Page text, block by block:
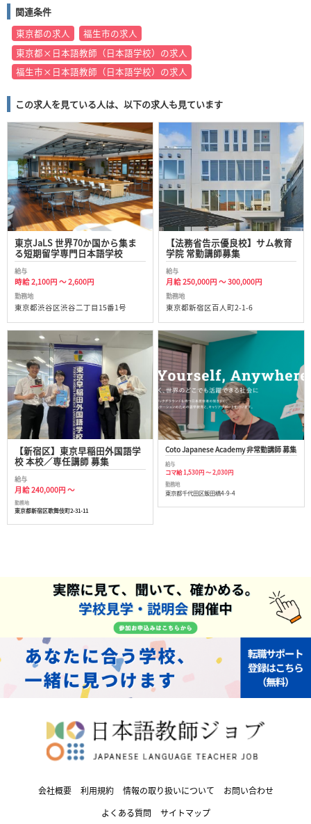
関連条件
東京都の求人
福生市の求人
東京都×日本語教師（日本語学校）の求人
福生市×日本語教師（日本語学校）の求人
この求人を見ている人は、以下の求人も見ています
東京JaLS 世界70か国から集ま
る短期留学専門日本語学校
給与
時給 2,100円 ～ 2,600円
勤務地
東京都渋谷区渋谷二丁目15番1号
【法務省告示優良校】サム教育
学院 常勤講師募集
給与
月給 250,000円 ～ 300,000円
勤務地
東京都新宿区百人町2-1-6
【新宿区】東京早稲田外国語学
校 本校／専任講師 募集
給与
月給 240,000円 ～
勤務地
東京都新宿区歌舞伎町2-31-11
Coto Japanese Academy 非常勤講師 募集
給与
コマ給 1,530円 ～ 2,030円
勤務地
東京都千代田区飯田橋4-9-4
会社概要 利用規約 情報の取り扱いについて
お問い合わせ
よくある質問
サイトマップ